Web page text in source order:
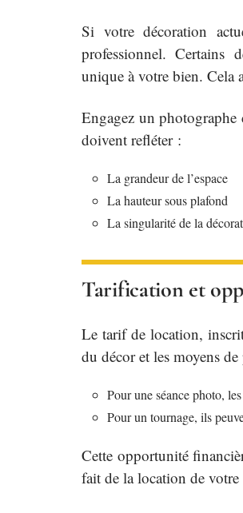
Si votre décoration
professionnel. Certains
unique à votre bien. Cela
Engagez un
doivent refléter :
La grandeur de l’espace
La hauteur sous plafond
La singularité de la
Tarification et
Le tarif de location,
du décor et les moyens
Pour une séance photo,
Pour un tournage, ils
Cette opportunité
fait de la location de